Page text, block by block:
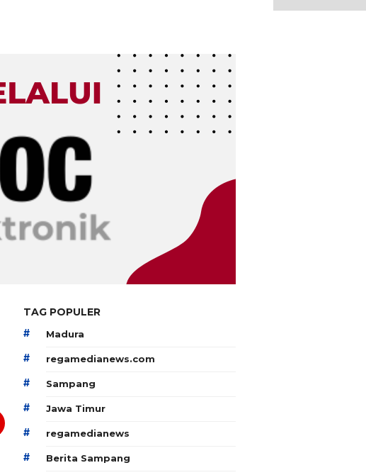
TAG POPULER
# Madura
# regamedianews.com
# Sampang
# Jawa Timur
# regamedianews
# Berita Sampang